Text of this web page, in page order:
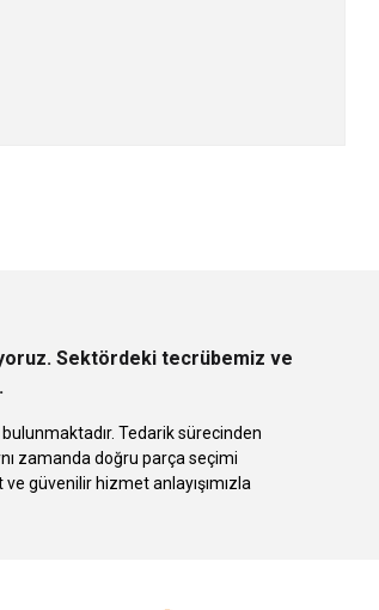
Sektördeki tecrübemiz ve
Tedarik sürecinden
zamanda doğru parça seçimi
güvenilir hizmet anlayışımızla